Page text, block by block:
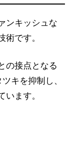
ンキッシュな
です。
の接点となる
キを抑制し、
ます。